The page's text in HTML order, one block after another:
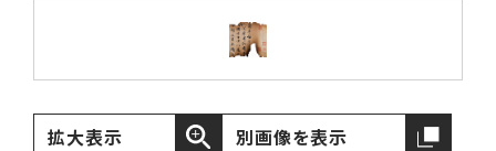
拡大表示 別画像を表示